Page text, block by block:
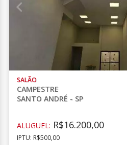
SALÃO
CAMPESTRE
SANTO ANDRÉ - SP
ALUGUEL: R$16.200,00
IPTU: R$500,00